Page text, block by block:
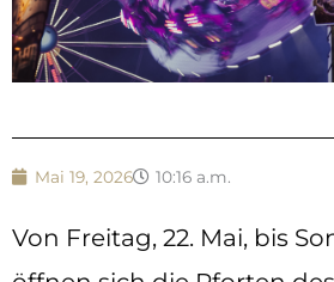
Mai 19, 2026 10:16 a.m.
Von Freitag, 22. Mai, bis